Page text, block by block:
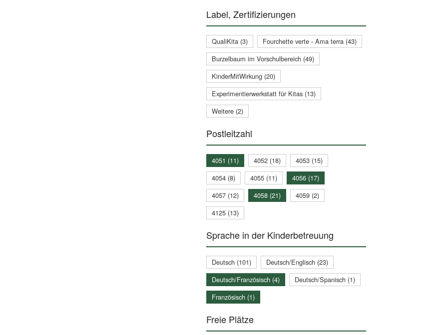
Label, Zertifizierungen
QualiKita (3)
Fourchette verte - Ama terra (43)
Burzelbaum im Vorschulbereich (49)
KinderMitWirkung (20)
Experimentierwerkstatt für Kitas (13)
Weitere (2)
Postleitzahl
4051 (11) 4052 (18)
4053 (15)
4054 (8)
4055 (11)
4056 (17)
4057 (12)
4058 (21)
4059 (2)
4125 (13)
Sprache in der Kinderbetreuung
Deutsch (101)
Deutsch/Englisch (23)
Deutsch/Französisch (4)
Deutsch/Spanisch (1)
Französisch (1)
Freie Plätze